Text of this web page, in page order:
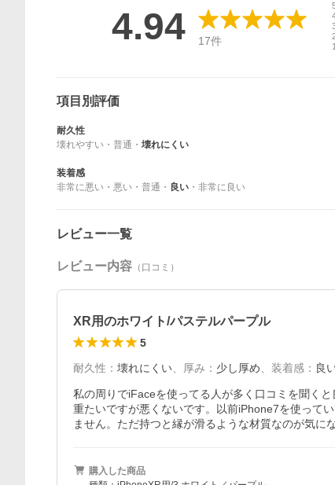
4.94 17件
1
項目別評価
耐久性
壊れやすい ・ 普通 ・ 壊れにくい
装着感
非常に悪い ・ 悪い ・ 普通 ・ 良い ・ 非常に良い
レビュー一覧
レビュー内容 （口コミ）
XR用のホワイト/パステルパープル
5
耐久性 ： 壊れにくい 厚み ： 少し厚め 装着感 ： 良
私の周りでiFaceを使ってる人が多く口コミを聞く
重たいですが悪くないです。以前iPhone7を使って
ません。ただ持つと縁が滑るような材質なのが気に
購入した商品